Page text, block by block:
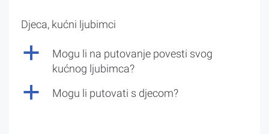
Djeca, kućni ljubimci
a
Mogu li na putovanje povesti svog
kućnog ljubimca?
a Mogu li putovati s djecom?